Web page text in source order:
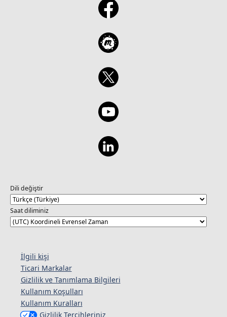
Dili değiştir
Saat diliminiz
İlgili kişi
Ticari Markalar
Gizlilik ve Tanımlama Bilgileri
Kullanım Koşulları
Kullanım Kuralları
Gizlilik Tercihleriniz